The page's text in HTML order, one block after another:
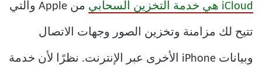
iCloud هي خدمة التخزين السحابي من Apple والتي
تتيح لك مزامنة وتخزين الصور وجهات الاتصال
وبيانات iPhone الأخرى عبر الإنترنت. نظرًا لأن خدمة